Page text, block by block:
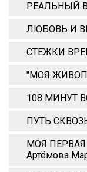
РЕАЛЬНЫЙ
ЛЮБОВЬ И
СТЕЖКИ
"МОЯ
108 МИНУТ
ПУТЬ
МОЯ ПЕРВАЯ
Артёмова